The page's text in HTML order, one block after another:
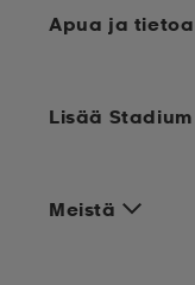
Apua ja tietoa
Meistä
Lisää Stadium